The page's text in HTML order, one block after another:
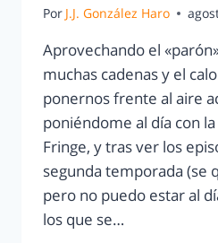
Por J.J. González Haro
Aprovechando el
muchas cadenas y el
ponernos frente al aire
poniéndome al día con
Fringe, y tras ver los
segunda temporada (se
pero no puedo estar al
los que se…